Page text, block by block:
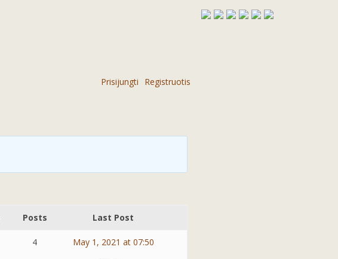
Prisijungti Registruotis
Posts Last Post
4 May 1, 2021 at 07:50